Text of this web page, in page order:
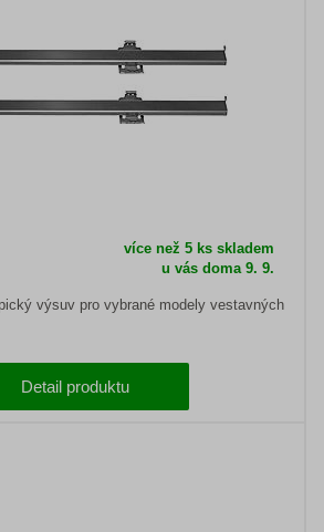
více než 5 ks skladem
u vás doma 9. 9.
výsuv pro vybrané modely vestavných
Detail produktu